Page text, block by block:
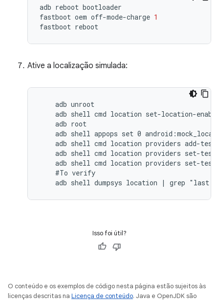
adb reboot bootloader
fastboot oem off-mode-charge 1
fastboot reboot
Ative a localização simulada:
    adb unroot
adb shell cmd location set-location-
    adb root
adb shell appops set 0
adb shell cmd location providers add-
adb shell cmd location providers set-
adb shell cmd location providers set-
    #To verify
adb shell dumpsys location | grep "last
Isso foi útil?
O conteúdo e os exemplos de código nesta página estão sujeitos às
licenças descritas na Licença de conteúdo. Java e OpenJDK são